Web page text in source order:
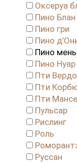
Оксеруа
Пино Блан
Пино гри
Пино
Пино
Пино Нуар
Пти Вердо
Пти
Пти
Пульсар
Рислинг
Роль
Руссан